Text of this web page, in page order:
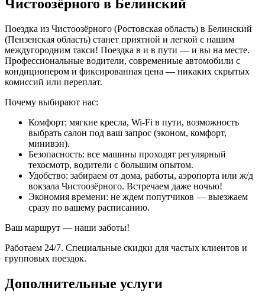
Чистоозёрного в Белинский
Поездка из Чистоозёрного (Ростовская область) в Белинский
(Пензенская область) станет приятной и легкой с нашим
междугородним такси! Поездка в и в пути — и вы на месте.
Профессиональные водители, современные автомобили с
кондиционером и фиксированная цена — никаких скрытых
комиссий или переплат.
Почему выбирают нас:
Комфорт: мягкие кресла, Wi-Fi в пути, возможность
выбрать салон под ваш запрос (эконом, комфорт,
минивэн).
Безопасность: все машины проходят регулярный
техосмотр, водители с большим опытом.
Удобство: забираем от дома, работы, аэропорта или ж/д
вокзала Чистоозёрного. Встречаем даже ночью!
Экономия времени: не ждем попутчиков — выезжаем
сразу по вашему расписанию.
Ваш маршрут — наши заботы!
Работаем 24/7. Специальные скидки для частых клиентов и
групповых поездок.
Дополнительные услуги